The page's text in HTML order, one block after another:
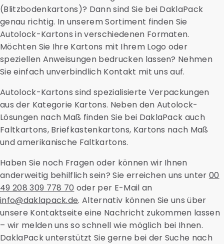
saugfähige Materialien erhalten Sie bei uns.
Kontaktieren Sie uns für weitere Informationen oder
eine Beratung und fragen Sie nach den aktuellen
Versandtarifen.
(Blitzbodenkartons)? Dann sind Sie bei DaklaPack
genau richtig. In unserem Sortiment finden Sie
Autolock-Kartons in verschiedenen Formaten.
Möchten Sie Ihre Kartons mit Ihrem Logo oder
speziellen Anweisungen bedrucken lassen? Nehmen
Sie einfach unverbindlich Kontakt mit uns auf.
Autolock-Kartons sind spezialisierte Verpackungen
aus der Kategorie Kartons. Neben den Autolock-
Lösungen nach Maß finden Sie bei DaklaPack auch
Faltkartons, Briefkastenkartons, Kartons nach Maß
und amerikanische Faltkartons.
Haben Sie noch Fragen oder können wir Ihnen
anderweitig behilflich sein? Sie erreichen uns unter 00
49 208 309 778 70 oder per E-Mail an
info@daklapack.de. Alternativ können Sie uns über
unsere Kontaktseite eine Nachricht zukommen lassen
– wir melden uns so schnell wie möglich bei Ihnen.
DaklaPack unterstützt Sie gerne bei der Suche nach